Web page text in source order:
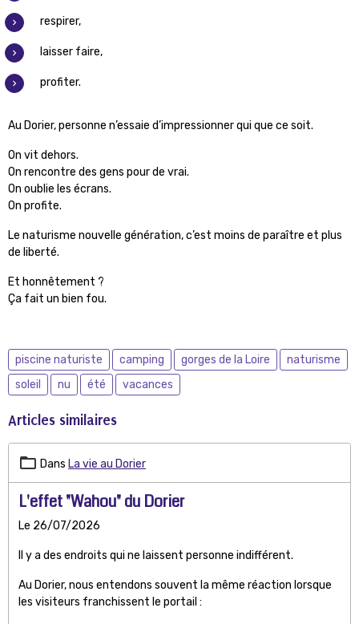
respirer,
laisser faire,
profiter.
Au Dorier, personne n’essaie d’impressionner qui que ce soit.
On vit dehors.
On rencontre des gens pour de vrai.
On oublie les écrans.
On profite.
Le naturisme nouvelle génération, c’est moins de paraître et plus
de liberté.
Et honnêtement ?
Ça fait un bien fou.
piscine naturiste camping gorges de la Loire
naturisme
soleil
nu été vacances
Articles similaires
Dans La vie au Dorier
L'effet "Wahou" du Dorier
Le 26/07/2026
Il y a des endroits qui ne laissent personne indifférent.
Au Dorier, nous entendons souvent la même réaction lorsque
les visiteurs franchissent le portail :